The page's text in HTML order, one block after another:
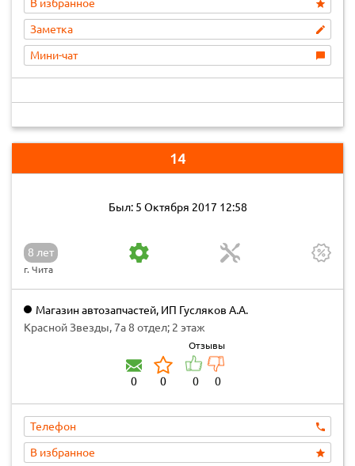
В избранное
Заметка
Мини-чат
14
Был: 5 Октября 2017 12:58
8 лет
г. Чита
Магазин автозапчастей, ИП Гусляков А.А.
Красной Звезды, 7а 8 отдел; 2 этаж
0 0
Отзывы
0 0
Телефон
В избранное